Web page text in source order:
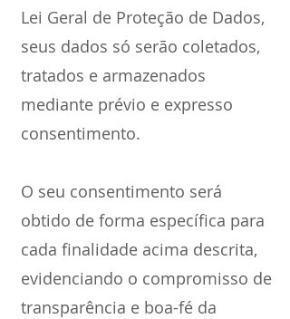
Lei Geral de Proteção de Dados,
seus dados só serão coletados,
tratados e armazenados
mediante prévio e expresso
consentimento.
O seu consentimento será
obtido de forma específica para
cada finalidade acima descrita,
evidenciando o compromisso de
transparência e boa-fé da